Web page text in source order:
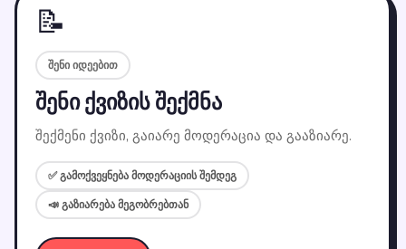
📝
შენი იდეებით
შენი ქვიზის შექმნა
შექმენი ქვიზი, გაიარე მოდერაცია და გააზიარე.
✅ გამოქვეყნება მოდერაციის შემდეგ
📣 გაზიარება მეგობრებთან